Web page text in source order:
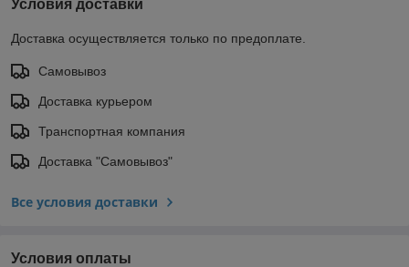
Условия доставки
Доставка осуществляется только по предоплате.
Самовывоз
Доставка курьером
Транспортная компания
Доставка "Самовывоз"
Все условия доставки
Условия оплаты